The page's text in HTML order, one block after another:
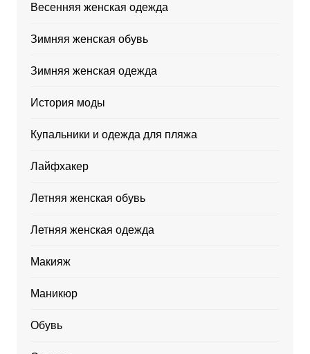
Весенняя женская одежда
Зимняя женская обувь
Зимняя женская одежда
История моды
Купальники и одежда для пляжа
Лайфхакер
Летняя женская обувь
Летняя женская одежда
Макияж
Маникюр
Обувь